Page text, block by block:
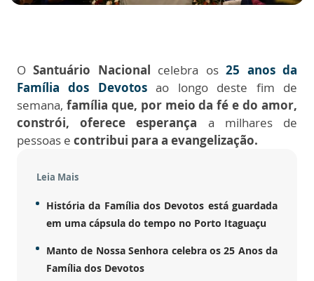
OSantuário Nacional celebra os25 anos da
Família dos Devotosao longo deste fim de
semana, família que, por meio da fé e do amor,
constrói, oferece esperança a milhares de
pessoas e contribui para a evangelização.
Leia Mais
História da Família dos Devotos está guardada
em uma cápsula do tempo no Porto Itaguaçu
Manto de Nossa Senhora celebra os 25 Anos da
Família dos Devotos